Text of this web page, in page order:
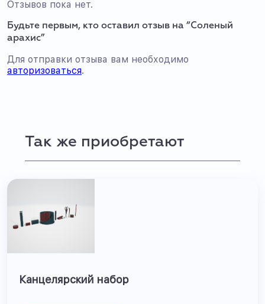
Отзывов пока нет.
Будьте первым, кто оставил отзыв на “Соленый
арахис”
Для отправки отзыва вам необходимо
авторизоваться.
Так же приобретают
Канцелярский набор